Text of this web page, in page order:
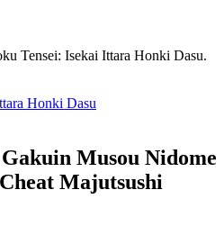
Tensei: Isekai Ittara Honki Dasu.
Musou Nidome
Majutsushi